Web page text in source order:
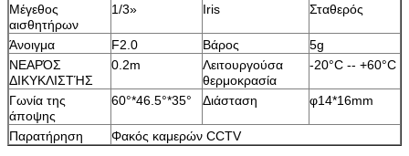
Μέγεθος
αισθητήρων
1/3» Iris Σταθερός
Άνοιγμα F2.0 Βάρος
5g
ΝΕΑΡΌΣ
ΔΙΚΥΚΛΙΣΤΉΣ
0.2m
Λειτουργούσα
θερμοκρασία
-20°C -- +60°C
Γωνία της
άποψης
60°*46.5°*35° Διάσταση φ14*16mm
Παρατήρηση
Φακός καμερών CCTV